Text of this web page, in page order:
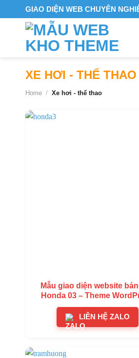
to
GIAO DIỆN WEB CHUYÊN
XE HƠI - THỂ THAO
Home / Xe hơi - thể thao
Mẫu giao diện website
Honda 03 – Theme
LIÊN HỆ ZALO